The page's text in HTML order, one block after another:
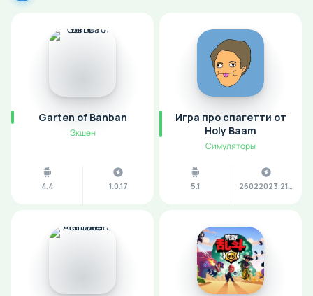
Garten of Banban
Экшен
4.4 1.0.17
Игра про спагетти от
Holy Baam
Симуляторы
5.1 26022023.2114